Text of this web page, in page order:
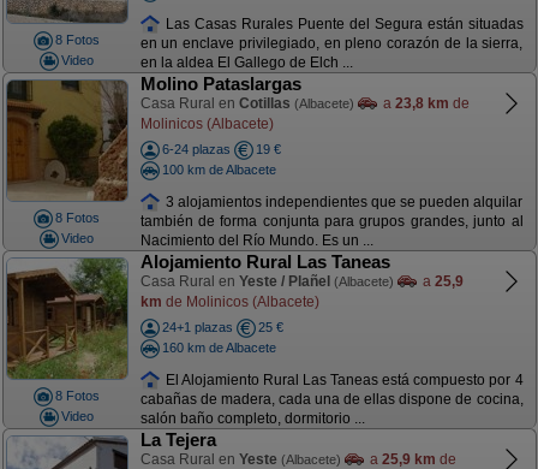
8 Fotos
Video
Las Casas Rurales Puente del Segura están situadas
en un enclave privilegiado, en pleno corazón de la sierra,
en la aldea El Gallego de Elch ...
8 Fotos
Video
Molino Pataslargas
Casa Rural en Cotillas (Albacete) a 23,8 km de
Molinicos (Albacete)
6-24 plazas
19 €
100 km de Albacete
3 alojamientos independientes que se pueden alquilar
también de forma conjunta para grupos grandes, junto al
Nacimiento del Río Mundo. Es un ...
8 Fotos
Video
Alojamiento Rural Las Taneas
Casa Rural en Yeste / Plañel (Albacete) a 25,9
km de Molinicos (Albacete)
24+1 plazas
25 €
160 km de Albacete
El Alojamiento Rural Las Taneas está compuesto por 4
cabañas de madera, cada una de ellas dispone de cocina,
salón baño completo, dormitorio ...
La Tejera
Casa Rural en Yeste (Albacete) a 25,9 km de